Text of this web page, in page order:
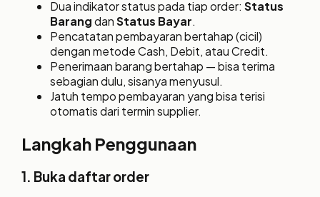
Dua indikator status pada tiap order: Status
BarangdanStatus Bayar.
Pencatatan pembayaran bertahap (cicil)
dengan metode Cash, Debit, atau Credit.
Penerimaan barang bertahap — bisa terima
sebagian dulu, sisanya menyusul.
Jatuh tempo pembayaran yang bisa terisi
otomatis dari termin supplier.
Langkah Penggunaan
1. Buka daftar order